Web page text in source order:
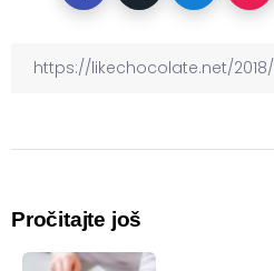
Pročitajte još